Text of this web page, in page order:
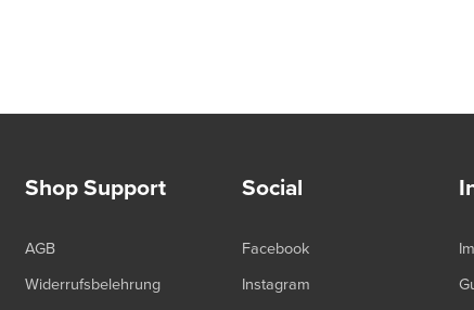
Shop Support
AGB
Widerrufsbelehrung
Social
Facebook
Instagram